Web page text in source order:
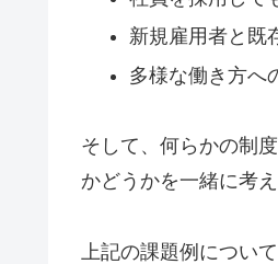
新規雇用者と既
多様な働き方へ
そして、何らかの制
かどうかを一緒に考え
上記の課題例につい